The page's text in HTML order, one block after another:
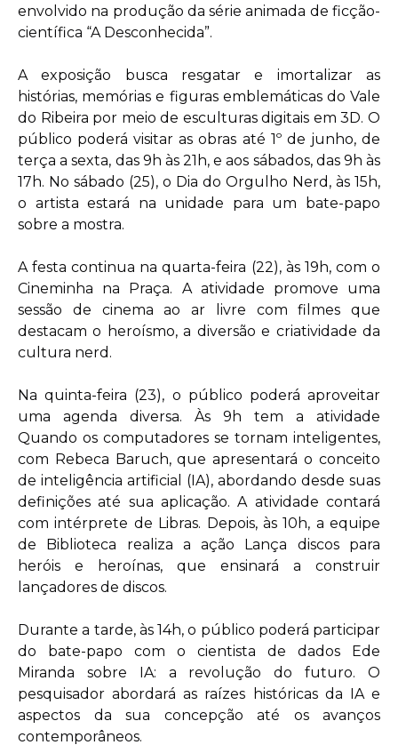
envolvido na produção da série animada de ficção-
científica “A Desconhecida”.
A exposição busca resgatar e imortalizar as
histórias, memórias e figuras emblemáticas do Vale
do Ribeira por meio de esculturas digitais em 3D. O
público poderá visitar as obras até 1º de junho, de
terça a sexta, das 9h às 21h, e aos sábados, das 9h às
17h. No sábado (25), o Dia do Orgulho Nerd, às 15h,
o artista estará na unidade para um bate-papo
sobre a mostra.
A festa continua na quarta-feira (22), às 19h, com o
Cineminha na Praça. A atividade promove uma
sessão de cinema ao ar livre com filmes que
destacam o heroísmo, a diversão e criatividade da
cultura nerd.
Na quinta-feira (23), o público poderá aproveitar
uma agenda diversa. Às 9h tem a atividade
Quando os computadores se tornam inteligentes,
com Rebeca Baruch, que apresentará o conceito
de inteligência artificial (IA), abordando desde suas
definições até sua aplicação. A atividade contará
com intérprete de Libras. Depois, às 10h, a equipe
de Biblioteca realiza a ação Lança discos para
heróis e heroínas, que ensinará a construir
lançadores de discos.
Durante a tarde, às 14h, o público poderá participar
do bate-papo com o cientista de dados Ede
Miranda sobre IA: a revolução do futuro. O
pesquisador abordará as raízes históricas da IA e
aspectos da sua concepção até os avanços
contemporâneos.